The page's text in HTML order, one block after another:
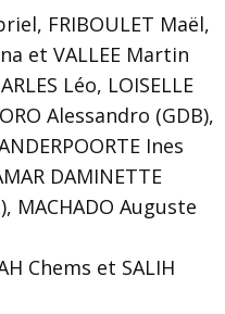
FRIBOULET Maël,
et VALLEE Martin
Léo, LOISELLE
Alessandro (GDB),
Ines
DAMINETTE
MACHADO Auguste
Chems et SALIH